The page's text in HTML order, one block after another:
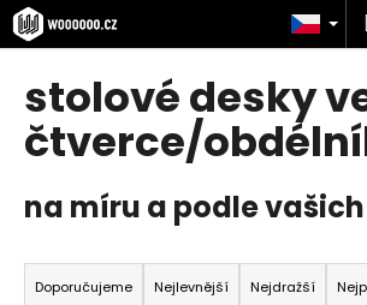
Přejít
na
obsah
stolové desky
čtverce/
na míru a podle
Ř
a
Doporučujeme Nejlevnější Nejdražší
K
o
C
o
p
o
t
ř